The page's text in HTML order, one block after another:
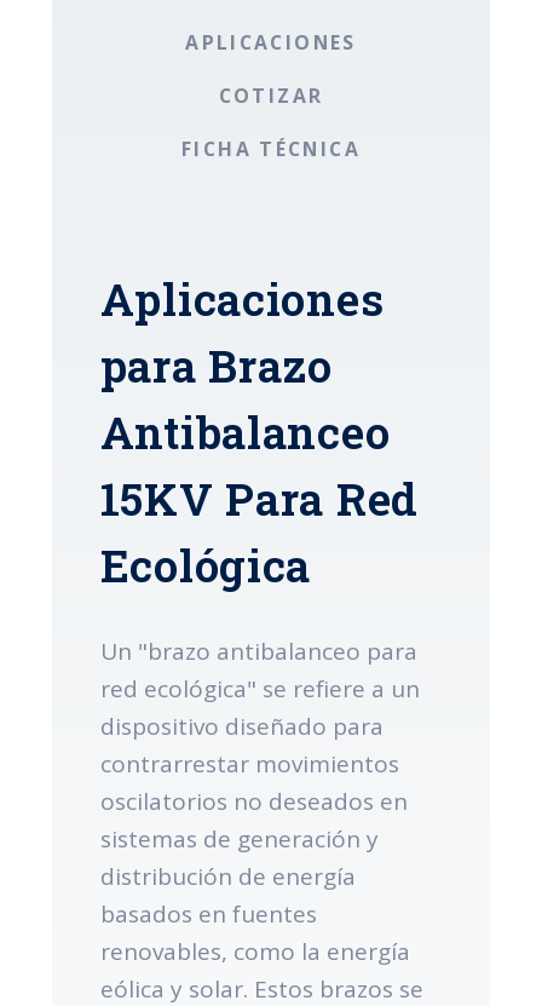
APLICACIONES
COTIZAR
FICHA TÉCNICA
Aplicaciones
para Brazo
Antibalanceo
15KV Para Red
Ecológica
Un "brazo antibalanceo para
red ecológica" se refiere a un
dispositivo diseñado para
contrarrestar movimientos
oscilatorios no deseados en
sistemas de generación y
distribución de energía
basados en fuentes
renovables, como la energía
eólica y solar. Estos brazos se